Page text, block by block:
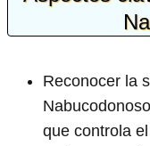
Reconocer la
que controla